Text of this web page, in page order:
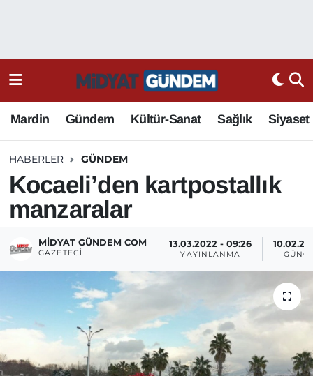
Mardin Gündem Kültür-Sanat Sağlık Siyaset
HABERLER GÜNDEM
Kocaeli’den kartpostallık
manzaralar
MIDYAT GÜNDEM COM
GAZETECI
13.03.2022 - 09:26
YAYINLANMA